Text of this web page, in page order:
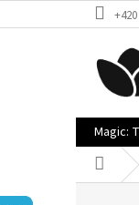
na
Magic:
Domů